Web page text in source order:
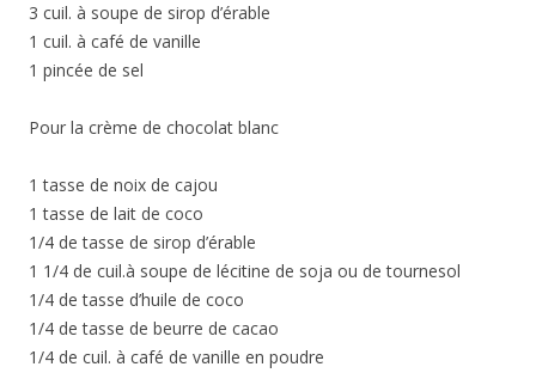
3 cuil. à soupe de sirop d’érable
1 cuil. à café de vanille
1 pincée de sel
Pour la crème de chocolat blanc
1 tasse de noix de cajou
1 tasse de lait de coco
1/4 de tasse de sirop d’érable
1 1/4 de cuil.à soupe de lécitine de soja ou de tournesol
1/4 de tasse d’huile de coco
1/4 de tasse de beurre de cacao
1/4 de cuil. à café de vanille en poudre